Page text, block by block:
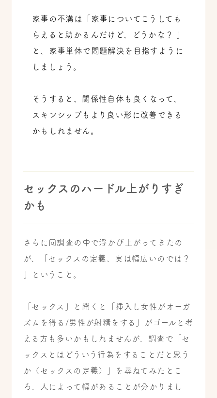
家事の不満は「家事についてこうしても
らえると助かるんだけど、どうかな？ 」
と、家事単体で問題解決を目指すように
しましょう。
そうすると、関係性自体も良くなって、
スキンシップもより良い形に改善できる
かもしれません。
セックスのハードル上がりすぎ
かも
さらに同調査の中で浮かび上がってきたの
が、「セックスの定義、実は幅広いのでは？
」ということ。
「セックス」と聞くと「挿入し女性がオーガ
ズムを得る/男性が射精をする」がゴールと考
える方も多いかもしれませんが、調査で「セ
ックスとはどういう行為をすることだと思う
か（セックスの定義）」を尋ねてみたとこ
ろ、人によって幅があることが分かりまし